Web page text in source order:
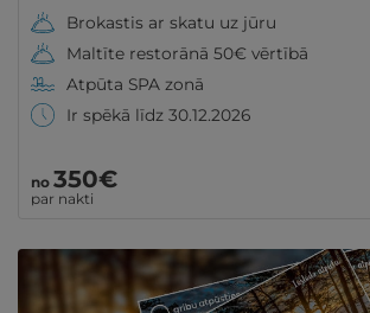
Brokastis ar skatu uz jūru
Maltīte restorānā 50€ vērtībā
Atpūta SPA zonā
Ir spēkā līdz 30.12.2026
no 350€
par nakti